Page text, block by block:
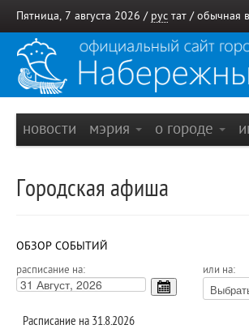
Пятница, 7 августа 2026 / рус тат / обычная
новости мэрия о городе
Городская афиша
ОБЗОР СОБЫТИЙ
расписание на: или на:
Расписание на 31.8.2026